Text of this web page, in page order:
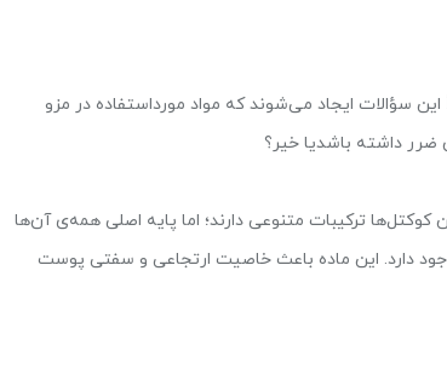
این سؤالات ایجاد می‌شوند که مواد مورداستفاده در مزو
داشته باشدیا خیر؟
ترکیبات متنوعی دارند؛ اما پایه اصلی همه‌ی آن‌ها
دارد. این ماده باعث خاصیت ارتجاعی و سفتی پوست